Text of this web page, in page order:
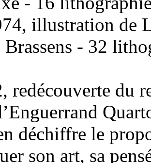
illustration de
Brassens - 32
redécouverte du
déchiffre le
son art, sa